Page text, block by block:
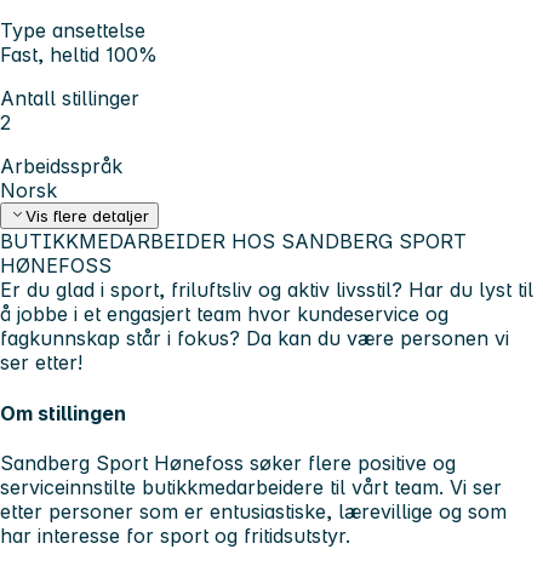
Type ansettelse
Fast, heltid 100%
Antall stillinger
2
Arbeidsspråk
Norsk
Vis flere detaljer
BUTIKKMEDARBEIDER HOS SANDBERG SPORT
HØNEFOSS
Er du glad i sport, friluftsliv og aktiv livsstil? Har du lyst til
å jobbe i et engasjert team hvor kundeservice og
fagkunnskap står i fokus? Da kan du være personen vi
ser etter!
Om stillingen
Sandberg Sport Hønefoss søker flere positive og
serviceinnstilte butikkmedarbeidere til vårt team. Vi ser
etter personer som er entusiastiske, lærevillige og som
har interesse for sport og fritidsutstyr.